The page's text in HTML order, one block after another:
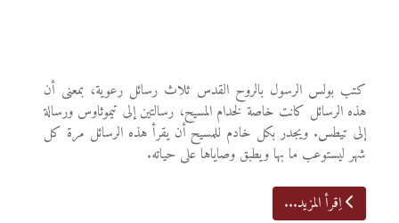
كتب بولس الرسول بالروح القدس ثلاث رسائل رعوية، بمعنى أن
هذه الرسائل كانت خاصة لخدام المسيح، رسالتين إلى تيموثاوس ورسالة
إلى تيطس. ويجدر بكل خادم للمسيح أن يقرأ هذه الرسائل مرة كل
شهر ليستوعب ما بها ويطبق وصاياها على حياته.
اِقرأ المزيد...